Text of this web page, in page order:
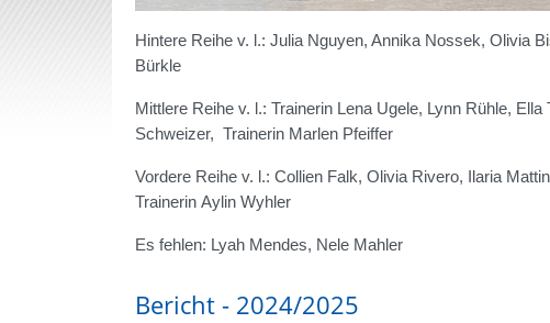
Hintere Reihe v. l.: Julia Nguyen, Annika Nossek, Olivia
Bürkle
Mittlere Reihe v. l.: Trainerin Lena Ugele, Lynn Rühle,
Schweizer, Trainerin Marlen Pfeiffer
Vordere Reihe v. l.: Collien Falk, Olivia Rivero, Ilaria
Trainerin Aylin Wyhler
Es fehlen: Lyah Mendes, Nele Mahler
Bericht - 2024/2025